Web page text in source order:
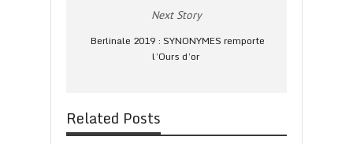
Next Story
Berlinale 2019 : SYNONYMES remporte
l’Ours d’or
Related Posts